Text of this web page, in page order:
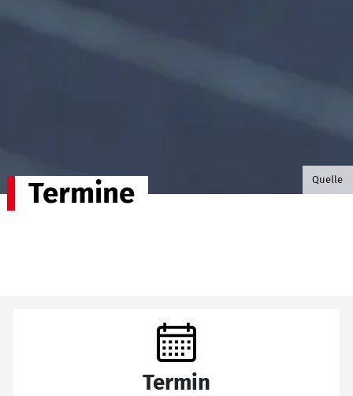
©B.G.
Quelle
Termine
Termin